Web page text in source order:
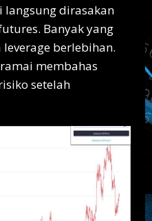
langsung dirasakan
Banyak yang
berlebihan.
membahas
setelah